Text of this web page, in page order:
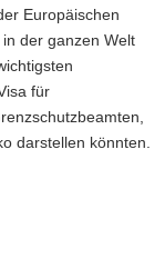
Europäischen
der ganzen Welt
für
darstellen könnten.